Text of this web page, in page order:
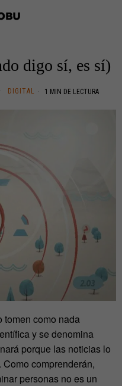
digo sí, es sí)
DIGITAL 1 MIN DE LECTURA
tomen como nada
y se denomina
porque las noticias lo
comprenderán,
personas no es un